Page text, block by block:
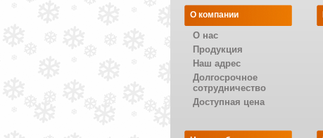
О компании
О нас
Продукция
Наш адрес
Долгосрочное
сотрудничество
Доступная цена